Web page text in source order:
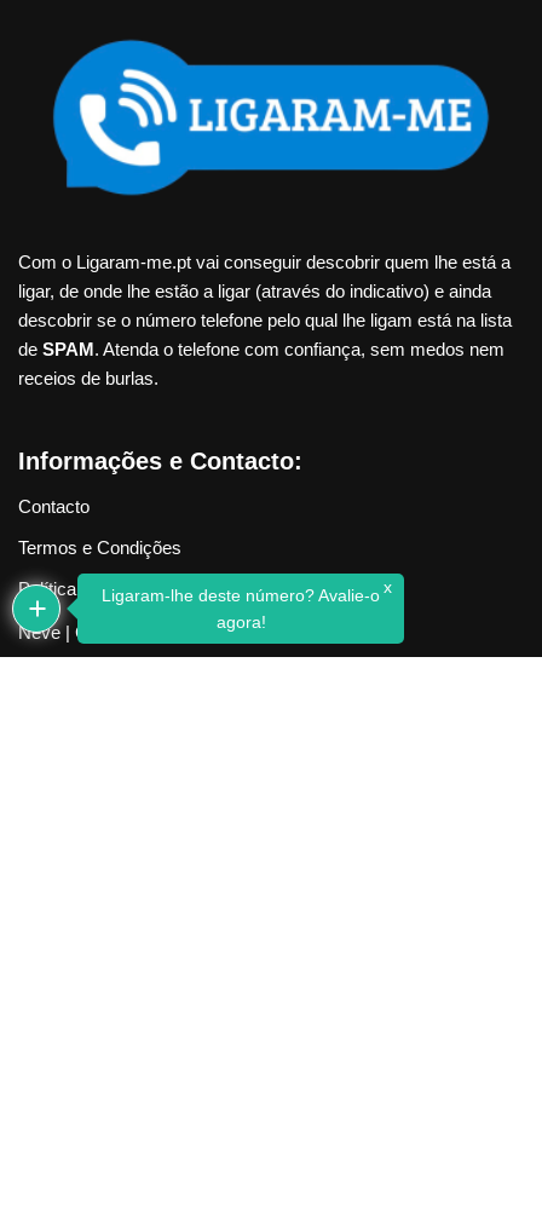
Com o Ligaram-me.pt vai conseguir descobrir quem lhe está a
ligar, de onde lhe estão a ligar (através do indicativo) e ainda
descobrir se o número telefone pelo qual lhe ligam está na lista
de SPAM. Atenda o telefone com confiança, sem medos nem
receios de burlas.
Informações e Contacto:
Contacto
Termos e Condições
Política de Privacidade
Neve| Criado com WordPress
Ligaram-lhe deste número? Avalie-o
agora!
x